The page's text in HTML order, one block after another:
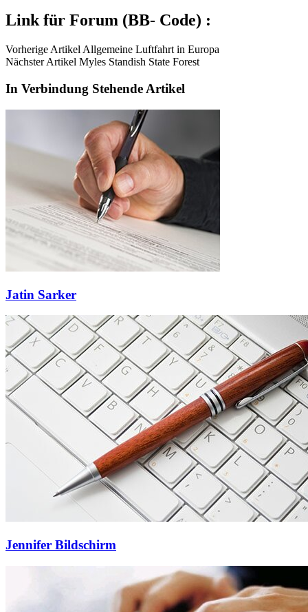
Link für Forum (BB- Code) :
Vorherige Artikel Allgemeine Luftfahrt in Europa
Nächster Artikel Myles Standish State Forest
In Verbindung Stehende Artikel
Jatin Sarker
Jennifer Bildschirm